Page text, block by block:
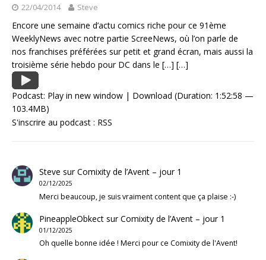
22/04/2014 Steve
Encore une semaine d’actu comics riche pour ce 91ème
WeeklyNews avec notre partie ScreeNews, où l’on parle de
nos franchises préférées sur petit et grand écran, mais aussi la
troisième série hebdo pour DC dans le […] […]
Podcast: Play in new window | Download (Duration: 1:52:58 —
103.4MB)
S'inscrire au podcast : RSS
Steve surComixity de l’Avent – jour 1
02/12/2025
Merci beaucoup, je suis vraiment content que ça plaise :-)
PineappleObkectsurComixity de l’Avent – jour 1
01/12/2025
Oh quelle bonne idée ! Merci pour ce Comixity de l'Avent!